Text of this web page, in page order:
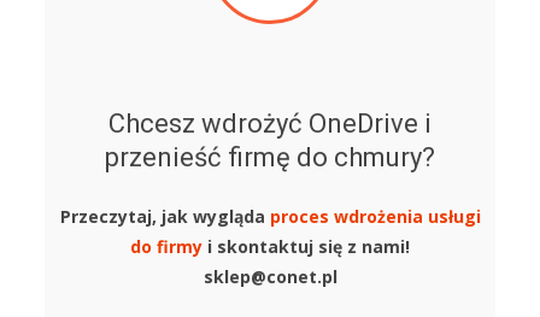
Chcesz wdrożyć OneDrive i
przenieść firmę do chmury?
Przeczytaj, jak wygląda proces wdrożenia usługi
do firmy i skontaktuj się z nami!
sklep@conet.pl